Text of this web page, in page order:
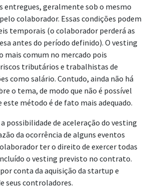
entregues, geralmente sob o mesmo
colaborador. Essas condições podem
temporais (o colaborador perderá as
antes do período definido). O vesting
comum no mercado pois
tributários e trabalhistas de
como salário. Contudo, ainda não há
o tema, de modo que não é possível
este método é de fato mais adequado.
possibilidade de aceleração do vesting
da ocorrência de alguns eventos
ter o direito de exercer todas
o vesting previsto no contrato.
conta da aquisição da startup e
seus controladores.